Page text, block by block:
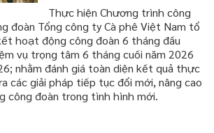
Thực hiện Chương trình công
đoàn Tổng công ty Cà phê Việt Nam tổ
hoạt động công đoàn 6 tháng đầu
vụ trọng tâm 6 tháng cuối năm 2026
nhằm đánh giá toàn diện kết quả thực
các giải pháp tiếp tục đổi mới, nâng cao
công đoàn trong tình hình mới.